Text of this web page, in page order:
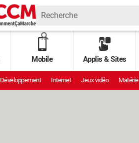
Mobile Applis & Sites
Développement Internet Jeux vidéo Matériel